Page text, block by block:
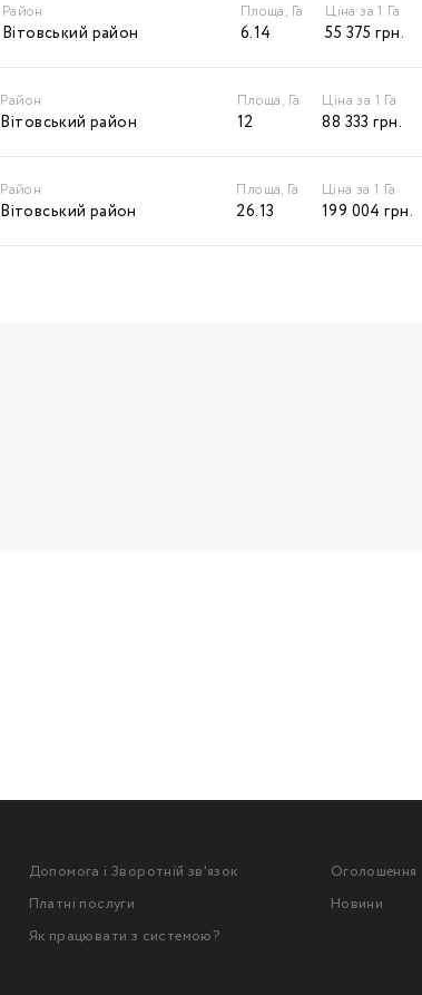
Район
Вітовський район
Площа, Га
6.14
Ціна за 1 Га
55 375 грн.
Район
Вітовський район
Площа, Га
12
Ціна за 1 Га
88 333 грн.
Район
Вітовський район
Площа, Га
26.13
Ціна за 1 Га
199 004 грн.
Допомога і Зворотній зв'язок
Платні послуги
Як працювати з системою?
Оголошення
Новини